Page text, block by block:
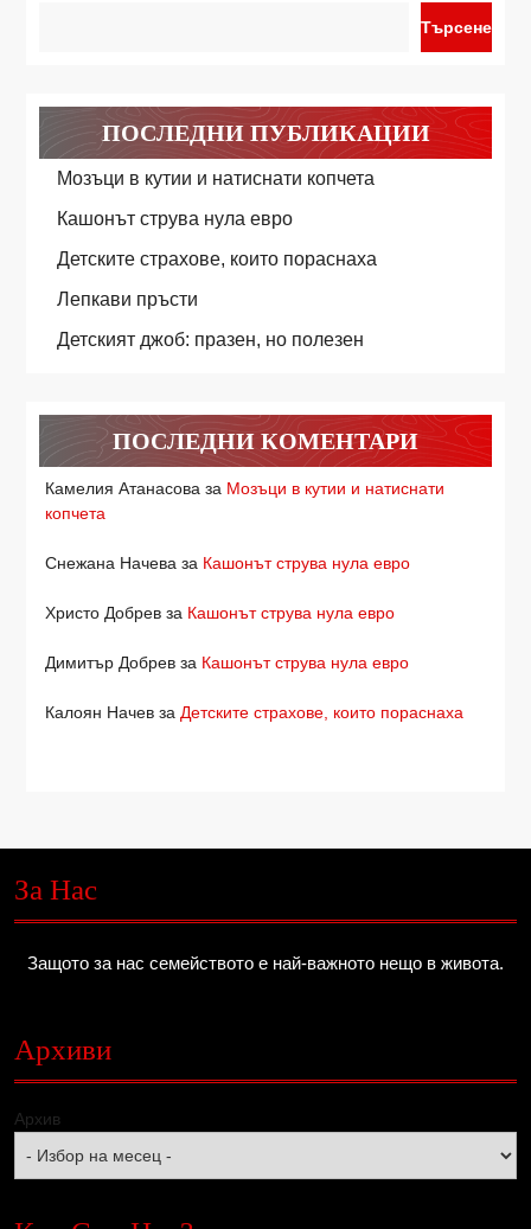
Търсене
ПОСЛЕДНИ ПУБЛИКАЦИИ
Мозъци в кутии и натиснати копчета
Кашонът струва нула евро
Детските страхове, които пораснаха
Лепкави пръсти
Детският джоб: празен, но полезен
ПОСЛЕДНИ КОМЕНТАРИ
Камелия Атанасова за Мозъци в кутии и натиснати
копчета
Снежана Начева за Кашонът струва нула евро
Христо Добрев за Кашонът струва нула евро
Димитър Добрев за Кашонът струва нула евро
Калоян Начев за Детските страхове, които пораснаха
За Нас
Защото за нас семейството е най-важното нещо в живота.
Архиви
Архив